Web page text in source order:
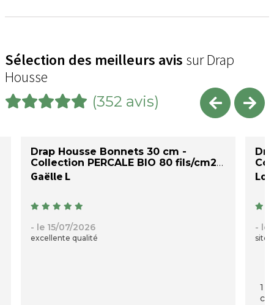
Sélection des meilleurs avis sur Drap
Housse
(352 avis)
Drap Housse Bonnets 30 cm -
Collection PERCALE BIO 80 fils/cm2
Gaëlle L
- le 15/07/2026
excellente qualité
- le
site
1